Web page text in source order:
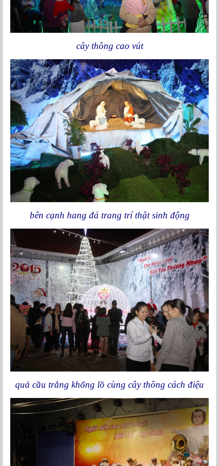
cây thông cao vút
bên cạnh hang đá trang trí thật sinh động
quả cầu trắng khổng lồ cùng cây thông cách điệu